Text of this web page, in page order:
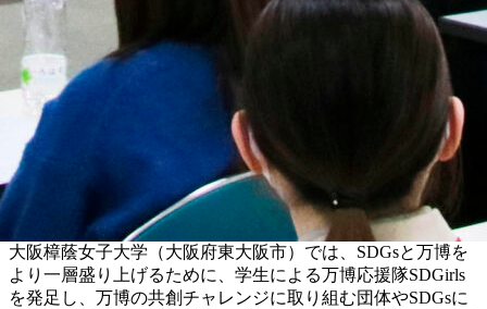
大阪樟蔭女子大学（大阪府東大阪市）では、SDGsと万博を
より一層盛り上げるために、学生による万博応援隊SDGirls
を発足し、万博の共創チャレンジに取り組む団体やSDGsに